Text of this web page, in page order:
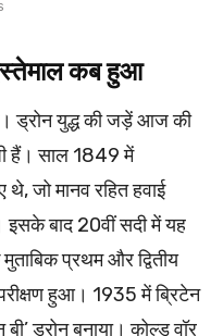
कब हुआ
ड्रोन युद्ध की जड़ें आज की
हैं। साल 1849 में
जो मानव रहित हवाई
इसके बाद 20वीं सदी में यह
प्रथम और द्वितीय
परीक्षण हुआ। 1935 में ब्रिटेन
ड्रोन बनाया। कोल्ड वॉर